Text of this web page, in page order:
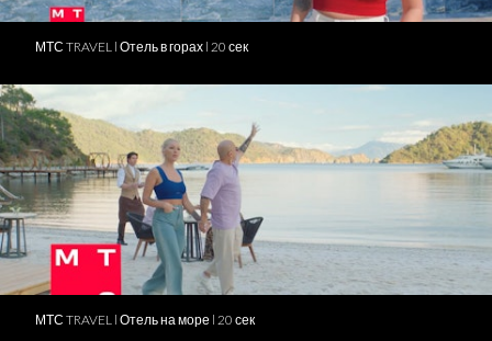
МТС TRAVEL l Отель в горах l 20 сек
МТС TRAVEL l Отель на море l 20 сек